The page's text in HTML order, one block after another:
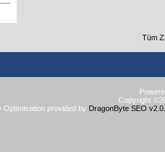
Tüm
Copyright
Optimisation provided by DragonByte SEO